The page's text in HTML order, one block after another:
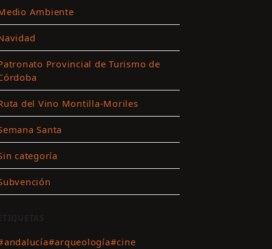
Ambiente
Provincial de Turismo de
del Vino Montilla-Moriles
Santa
categoría
#arqueología#cine